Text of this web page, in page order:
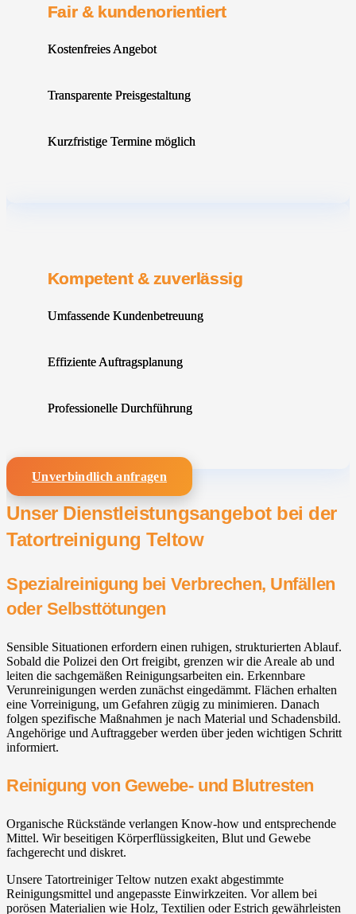
Fair & kundenorientiert
Kostenfreies Angebot
Transparente Preisgestaltung
Kurzfristige Termine möglich
Kompetent & zuverlässig
Umfassende Kundenbetreuung
Effiziente Auftragsplanung
Professionelle Durchführung
Unverbindlich anfragen
Unser Dienstleistungsangebot bei der
Tatortreinigung Teltow
Spezialreinigung bei Verbrechen, Unfällen
oder Selbsttötungen
Sensible Situationen erfordern einen ruhigen, strukturierten Ablauf.
Sobald die Polizei den Ort freigibt, grenzen wir die Areale ab und
leiten die sachgemäßen Reinigungsarbeiten ein. Erkennbare
Verunreinigungen werden zunächst eingedämmt. Flächen erhalten
eine Vorreinigung, um Gefahren zügig zu minimieren. Danach
folgen spezifische Maßnahmen je nach Material und Schadensbild.
Angehörige und Auftraggeber werden über jeden wichtigen Schritt
informiert.
Reinigung von Gewebe- und Blutresten
Organische Rückstände verlangen Know-how und entsprechende
Mittel. Wir beseitigen Körperflüssigkeiten, Blut und Gewebe
fachgerecht und diskret.
Unsere Tatortreiniger Teltow nutzen exakt abgestimmte
Reinigungsmittel und angepasste Einwirkzeiten. Vor allem bei
porösen Materialien wie Holz, Textilien oder Estrich gewährleisten